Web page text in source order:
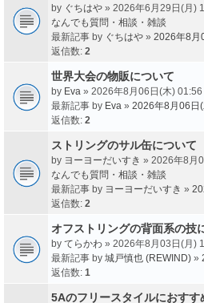
by ぐちはや » 2026年6月29日(月)
なんでも質問・相談・雑談
最新記事 by ぐちはや » 2026年8月
返信数: 2
世界大会の物販について
by Eva » 2026年8月06日(木) 01:56
最新記事 by Eva » 2026年8月06日(
返信数: 2
ストリングのサル缶について
by ヨーヨーだいすき » 2026年8月
なんでも質問・相談・雑談
最新記事 by ヨーヨーだいすき »
返信数: 2
オフストリングの背面系の技
by てらかわ » 2026年8月03日(月)
最新記事 by 城戸慎也 (REWIND) »
返信数: 1
5Aのフリースタイルにおすす